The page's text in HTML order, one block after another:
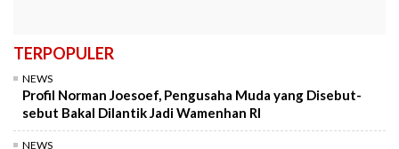
TERPOPULER
NEWS
Profil Norman Joesoef, Pengusaha Muda yang Disebut-
sebut Bakal Dilantik Jadi Wamenhan RI
NEWS